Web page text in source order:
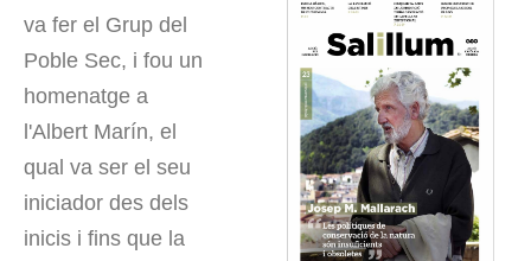
va fer el Grup del
Poble Sec, i fou un
homenatge a
l'Albert Marín, el
qual va ser el seu
iniciador des dels
inicis i fins que la